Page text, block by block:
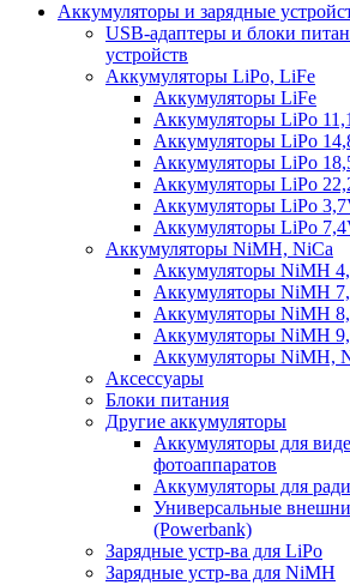
Аккумуляторы и зарядные
USB-адаптеры и блоки
устройств
Аккумуляторы LiPo, LiFe
Аккумуляторы LiFe
Аккумуляторы LiPo
Аккумуляторы LiPo
Аккумуляторы LiPo
Аккумуляторы LiPo
Аккумуляторы LiPo
Аккумуляторы LiPo
Аккумуляторы NiMH, NiCa
Аккумуляторы NiMH
Аккумуляторы NiMH
Аккумуляторы NiMH
Аккумуляторы NiMH
Аккумуляторы NiMH,
Аксессуары
Блоки питания
Другие аккумуляторы
Аккумуляторы для
фотоаппаратов
Аккумуляторы для
Универсальные
(Powerbank)
Зарядные устр-ва для LiPo
Зарядные устр-ва для NiMH